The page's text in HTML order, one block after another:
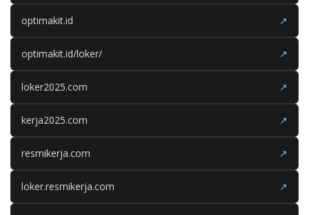
optimakit.id ↗
optimakit.id/loker/ ↗
loker2025.com ↗
kerja2025.com ↗
resmikerja.com ↗
loker.resmikerja.com ↗